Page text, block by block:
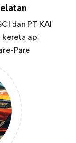
dan PT KAI
kereta api
Pare